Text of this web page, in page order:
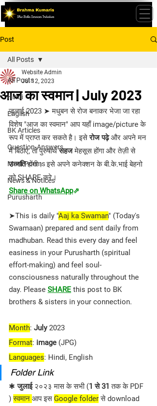
Post
All Posts
Hindi
English
BK Articles
Question-Answers
Murli Poems
News & Notices
Purusharth
All Posts
आज का स्वमान | July 2023
Website Admin
Jul 12, 2023
जुलाई 2023 ➤ मधुबन से रोज बनाकर भेजा जा रहा
विशेष "आज का स्वमान" आप यहाँ image/picture के
रूप में प्राप्त कर सकते है। इसे रोज पढ़े और अपने मन
में बिठाए, तो पुरुषार्थ सहज मेहसूस होंगा और तेज़ी से
उन्नति होंगी।  इसे अपने कनेक्शन के बी.के.भाई बेहनो
को SHARE करे।
Share on WhatsApp⇗
➤This is daily "Aaj ka Swaman" (Today's
Swamaan) prepared and sent daily from
madhuban. Read this every day and feel
easiness in your Purusharth (spiritual
effort-making) and feel soul-
consciousness naturally throughout the
day. Please SHARE this post to BK
brothers & sisters in your connection.
Month: July 2023
Format: image (JPG)
Languages: Hindi, English
Folder Link
✱ जुलाई २०२३ मास के सभी (1 से 31 तक के PDF
) स्वमान आप इस Google folder से download